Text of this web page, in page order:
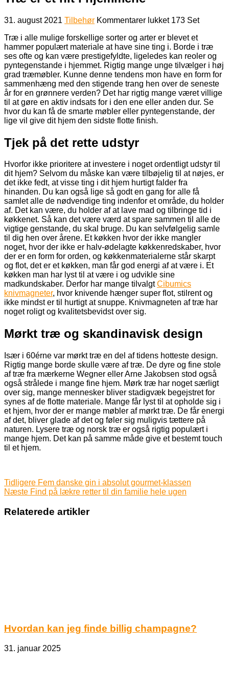
31. august 2021 Tilbehør Kommentarer lukkettil
er
et
hit
i
hjemmene
173 Set
Træ i alle mulige forskellige sorter og arter er blevet et
hammer populært materiale at have sine ting i. Borde i træ
ses ofte og kan være prestigefyldte, ligeledes kan reoler og
pyntegenstande i hjemmet. Rigtig mange unge tilvælger i høj
grad træmøbler. Kunne denne tendens mon have en form for
sammenhæng med den stigende trang hen over de seneste
år for en grønnere verden? Det har rigtig mange været villige
til at gøre en aktiv indsats for i den ene eller anden dur. Se
hvor du kan få de smarte møbler eller pyntegenstande, der
lige vil give dit hjem den sidste flotte finish.
Tjek på det rette udstyr
Hvorfor ikke prioritere at investere i noget ordentligt udstyr til
dit hjem? Selvom du måske kan være tilbøjelig til at nøjes, er
det ikke fedt, at visse ting i dit hjem hurtigt falder fra
hinanden. Du kan også lige så godt en gang for alle få
samlet alle de nødvendige ting indenfor et område, du holder
af. Det kan være, du holder af at lave mad og tilbringe tid i
køkkenet. Så kan det være værd at spare sammen til alle de
vigtige genstande, du skal bruge. Du kan selvfølgelig samle
til dig hen over årene. Et køkken hvor der ikke mangler
noget, hvor der ikke er halv-ødelagte køkkenredskaber, hvor
der er en form for orden, og køkkenmaterialerne står skarpt
og flot, det er et køkken, man får god energi af at være i. Et
køkken man har lyst til at være i og udvikle sine
madkundskaber. Derfor har mange tilvalgtCibumics
knivmagneter, hvor knivende hænger super flot, stilrent og
ikke mindst er til hurtigt at snuppe. Knivmagneten af træ har
noget roligt og kvalitetsbevidst over sig.
Mørkt træ og skandinavisk design
Især i 60érne var mørkt træ en del af tidens hotteste design.
Rigtig mange borde skulle være af træ. De dyre og fine stole
af træ fra mærkerne Wegner eller Arne Jakobsen stod også
også strålede i mange fine hjem. Mørk træ har noget særligt
over sig, mange mennesker bliver stadigvæk begejstret for
synes af de flotte materiale. Mange får lyst til at opholde sig i
et hjem, hvor der er mange møbler af mørkt træ. De får energi
af det, bliver glade af det og føler sig muligvis tættere på
naturen. Lysere træ og norsk træ er også rigtig populært i
mange hjem. Det kan på samme måde give et bestemt touch
til et hjem.
Tidligere Fem danske gin i absolut gourmet-klassen
Næste Find på lækre retter til din familie hele ugen
Relaterede artikler
Hvordan kan jeg finde billig champagne?
31. januar 2025